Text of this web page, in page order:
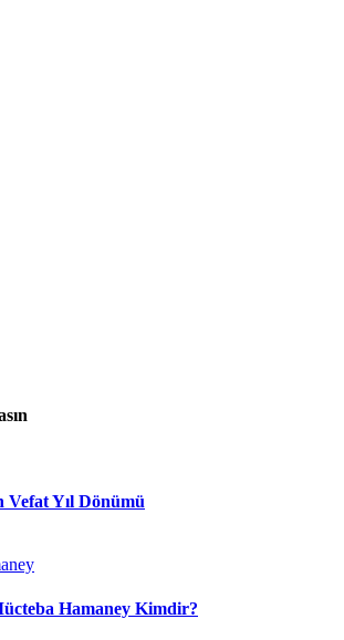
Vefat Yıl Dönümü
Hamaney Kimdir?